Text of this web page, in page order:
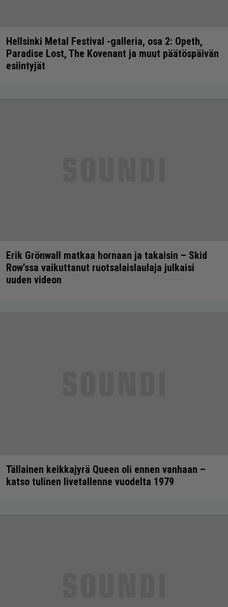
Hellsinki Metal Festival -galleria, osa 2: Opeth,
Paradise Lost, The Kovenant ja muut päätöspäivän
esiintyjät
Erik Grönwall matkaa hornaan ja takaisin – Skid
Row’ssa vaikuttanut ruotsalaislaulaja julkaisi
uuden videon
Tällainen keikkajyrä Queen oli ennen vanhaan –
katso tulinen livetallenne vuodelta 1979